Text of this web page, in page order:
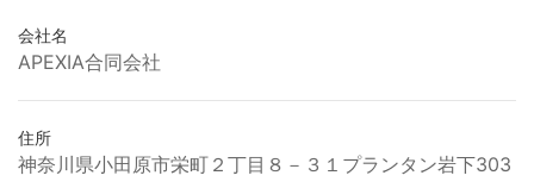
会社名
APEXIA合同会社
住所
神奈川県小田原市栄町２丁目８－３１プランタン岩下303